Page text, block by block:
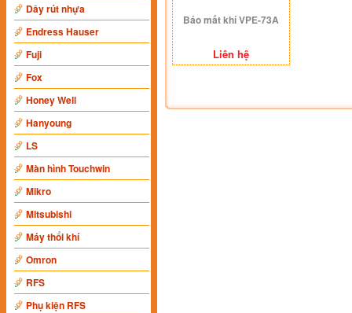
Dây rút nhựa
Endress Hauser
Fuji
Fox
Honey Well
Hanyoung
LS
Màn hình Touchwin
Mikro
Mitsubishi
Máy thổi khí
Omron
RFS
Phụ kiện RFS
Báo mất khí VPE-73A
Liên hệ